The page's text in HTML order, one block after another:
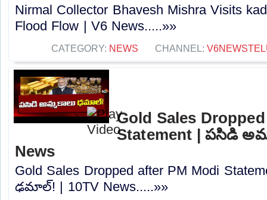
Nirmal Collector Bhavesh Mishra Visits
Flood Flow | V6 News.....»»
CATEGORY: NEWS CHANNEL:
Gold Sales
Statement | పసిడి
News
Gold Sales Dropped after PM Modi
ఢమాల్‌! | 10TV News.....»»